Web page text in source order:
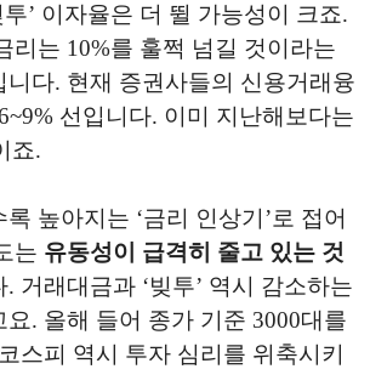
’ 이자율은 더 뛸 가능성이 크죠.
리는 10%를 훌쩍 넘길 것이라는
니다. 현재 증권사들의 신용거래융
선입니다. 이미 지난해보다는
죠.
높아지는 ‘금리 인상기’로 접어
는 유동성이 급격히 줄고 있는 것
. 거래대금과 ‘빚투’ 역시 감소하는
. 올해 들어 종가 기준 3000대를
스피 역시 투자 심리를 위축시키